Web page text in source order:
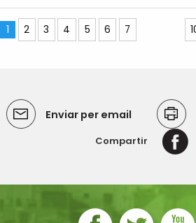
1 2 3 4 5 6 7
Enviar per email
Compartir